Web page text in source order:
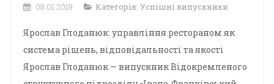
08.01.2019 Категорія: Успішні випускники
Ярослав Глоданюк: управління рестораном як
система рішень, відповідальності та якості
Ярослав Глоданюк — випускник Відокремленого